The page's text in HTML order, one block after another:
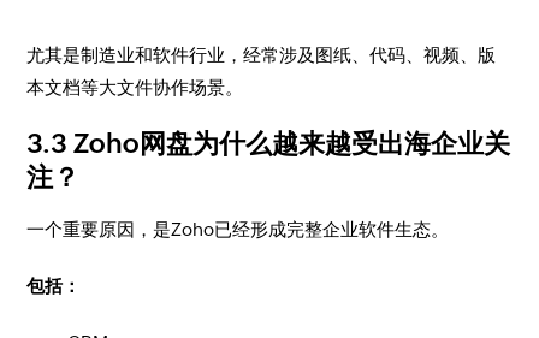
尤其是制造业和软件行业，经常涉及图纸、代码、视频、版
本文档等大文件协作场景。
3.3 Zoho网盘为什么越来越受出海企业关
注？
一个重要原因，是Zoho已经形成完整企业软件生态。
包括：